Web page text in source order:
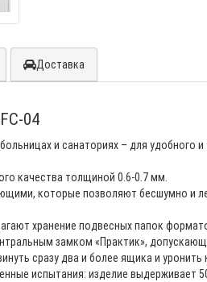
Доставка
04
и санаториях – для
качества толщиной 0.6-0.7 мм.
которые позволяют бесшумно и
хранение подвесных папок
замком «Практик»,
сразу два и более ящика и уронить
испытания: изделие выдерживает